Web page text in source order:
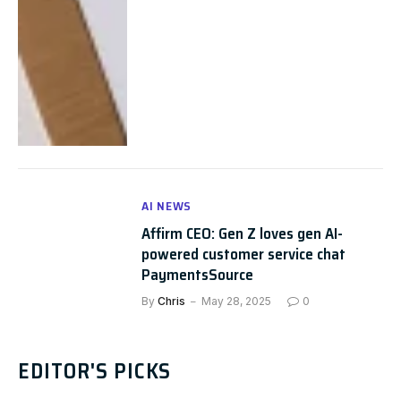
AI NEWS
Affirm CEO: Gen Z loves gen AI-
powered customer service chat
PaymentsSource
By Chris May 28, 2025 0
EDITOR'S PICKS